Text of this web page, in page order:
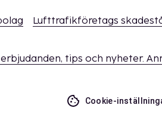
Lufttrafikföretags
erbjudanden, tips och nyheter.
Cookie-